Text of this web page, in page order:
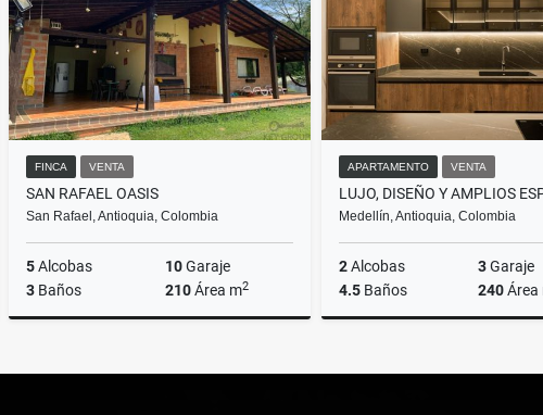
FINCA VENTA
SAN RAFAEL OASIS
San Rafael, Antioquia, Colombia
5Alcobas 10Garaje
3 Baños 210Área m2
$1.100.000.000
APARTAMENTO VENTA
Medellín, Antioquia, Colombia
2Alcobas 3Garaje
4.5 Baños 240Área